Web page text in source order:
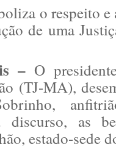
o respeito e
de uma
– O
(TJ-MA),
discurso, as
estado-sede